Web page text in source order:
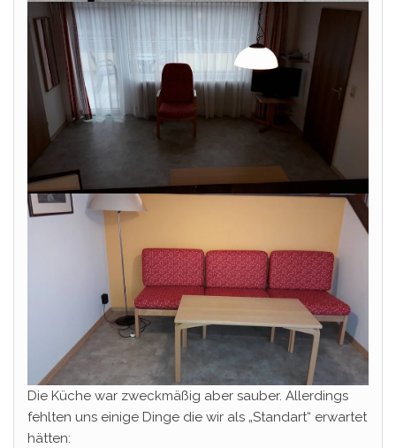
Die Küche war zweckmäßig aber sauber. Allerdings
fehlten uns einige Dinge die wir als „Standart“ erwartet
hätten: